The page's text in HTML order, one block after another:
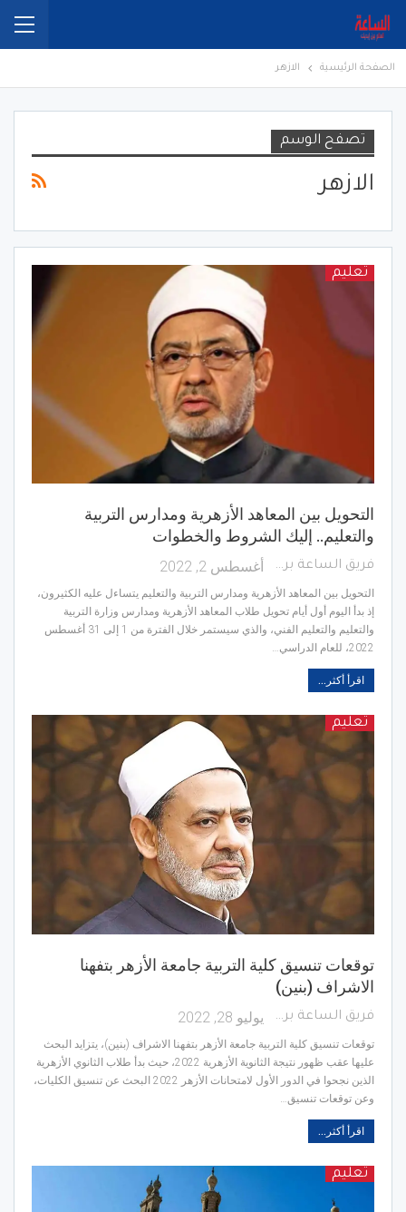
الصفحة الرئيسية الازهر
تصفح الوسم
الازهر
تعليم
التحويل بين المعاهد الأزهرية ومدارس التربية
والتعليم.. إليك الشروط والخطوات
فريق الساعة برس أغسطس 2, 2022
التحويل بين المعاهد الأزهرية ومدارس التربية والتعليم يتساءل عليه الكثيرون،
إذ بدأ اليوم أول أيام تحويل طلاب المعاهد الأزهرية ومدارس وزارة التربية
والتعليم والتعليم الفني، والذي سيستمر خلال الفترة من 1 إلى 31 أغسطس
2022، للعام الدراسي…
اقرأ أكثر...
تعليم
توقعات تنسيق كلية التربية جامعة الأزهر بتفهنا
الاشراف (بنين)
فريق الساعة برس يوليو 28, 2022
توقعات تنسيق كلية التربية جامعة الأزهر بتفهنا الاشراف (بنين)، يتزايد البحث
عليها عقب ظهور نتيجة الثانوية الأزهرية 2022، حيث بدأ طلاب الثانوي الأزهرية
الذين نجحوا في الدور الأول لامتحانات الأزهر 2022 البحث عن تنسيق الكليات،
وعن توقعات تنسيق…
اقرأ أكثر...
تعليم